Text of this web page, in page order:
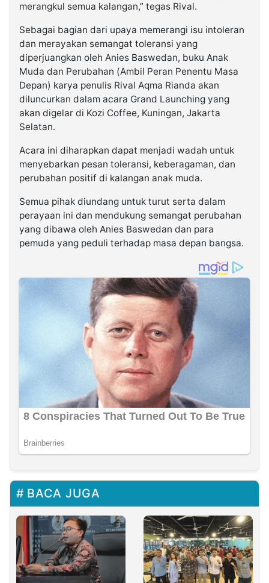
merangkul semua kalangan,” tegas Rival.
Sebagai bagian dari upaya memerangi isu intoleran
dan merayakan semangat toleransi yang
diperjuangkan oleh Anies Baswedan, buku Anak
Muda dan Perubahan (Ambil Peran Penentu Masa
Depan) karya penulis Rival Aqma Rianda akan
diluncurkan dalam acara Grand Launching yang
akan digelar di Kozi Coffee, Kuningan, Jakarta
Selatan.
Acara ini diharapkan dapat menjadi wadah untuk
menyebarkan pesan toleransi, keberagaman, dan
perubahan positif di kalangan anak muda.
Semua pihak diundang untuk turut serta dalam
perayaan ini dan mendukung semangat perubahan
yang dibawa oleh Anies Baswedan dan para
pemuda yang peduli terhadap masa depan bangsa.
BACA JUGA